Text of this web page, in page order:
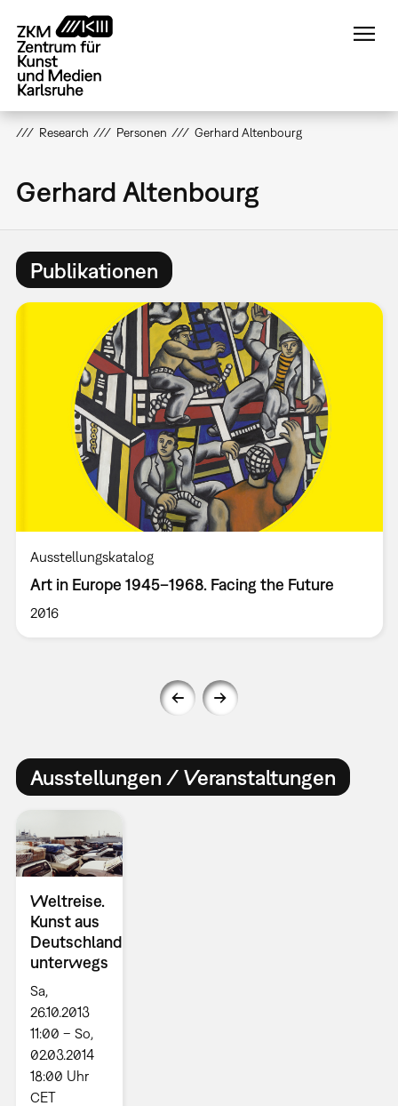
zum
Inhalt
Research Personen Gerhard Altenbourg
Gerhard Altenbourg
Publikationen
Ausstellungskatalog
Art in Europe 1945–1968. Facing the Future
2016
Ausstellungen / Veranstaltungen
Weltreise.
Kunst aus
Deutschland
unterwegs
Sa,
26.10.2013
11:00 – So,
02.03.2014
18:00 Uhr
CET